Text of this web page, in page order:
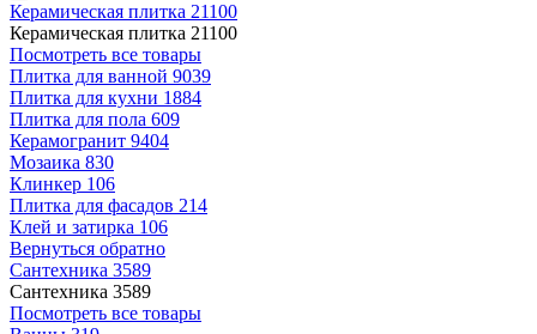
Керамическая плитка 21100
Керамическая плитка 21100
Посмотреть все товары
Плитка для ванной 9039
Плитка для кухни 1884
Плитка для пола 609
Керамогранит 9404
Мозаика 830
Клинкер 106
Плитка для фасадов 214
Клей и затирка 106
Вернуться обратно
Сантехника 3589
Сантехника 3589
Посмотреть все товары